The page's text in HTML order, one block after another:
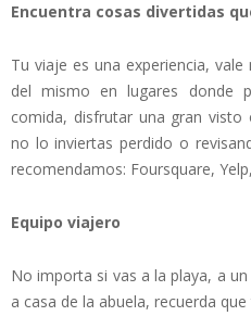
Encuentra cosas divertidas
Tu viaje es una experiencia,
del mismo en lugares donde
comida, disfrutar una gran visto
no lo inviertas perdido o
recomendamos: Foursquare,
Equipo viajero
No importa si vas a la playa, a
a casa de la abuela, recuerda que